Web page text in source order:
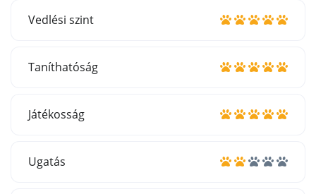
Vedlési szint
Taníthatóság
Játékosság
Ugatás